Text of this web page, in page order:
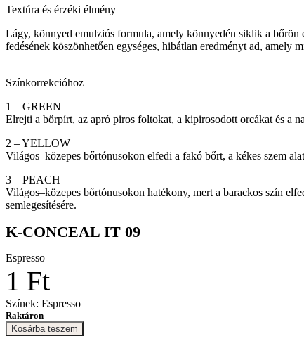
Textúra és érzéki élmény
Lágy, könnyed emulziós formula, amely könnyedén siklik a bőrön
fedésének köszönhetően egységes, hibátlan eredményt ad, amely
Színkorrekcióhoz
1 – GREEN
Elrejti a bőrpírt, az apró piros foltokat, a kipirosodott orcákat és a
2 – YELLOW
Világos–közepes bőrtónusokon elfedi a fakó bőrt, a kékes szem
3 – PEACH
Világos–közepes bőrtónusokon hatékony, mert a barackos szín
semlegesítésére.
K-CONCEAL IT 09
Espresso
1 Ft
Színek: Espresso
Raktáron
Kosárba teszem